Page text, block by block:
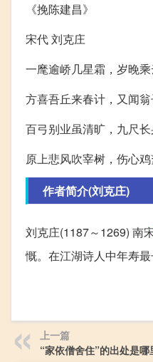
《挽陈建昌》
宋代 刘克庄
一麾逾峤几星霜，岁晚乘
方喜吾丘来春计，又闻翁
百弓别业虽清旷，九尺长
原上悲风吹宰树，伤心鸡
作者简介(刘克庄)
刘克庄(1187～1269) 南
慨。在江湖诗人中年寿
上一篇
“家依僧舍住”的出处是哪